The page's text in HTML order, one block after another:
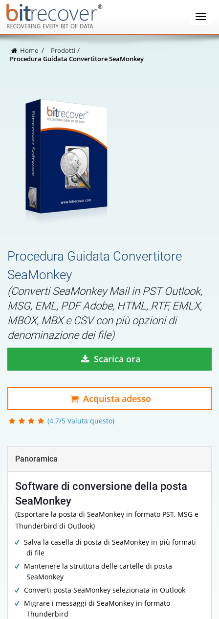
Home
Prodotti
Procedura Guidata Convertitore SeaMonkey
Procedura Guidata Convertitore
SeaMonkey
(Converti SeaMonkey Mail in PST Outlook,
MSG, EML, PDF Adobe, HTML, RTF, EMLX,
MBOX, MBX e CSV con più opzioni di
denominazione dei file)
Scarica ora
Acquista adesso
(4.7/5 Valuta questo)
Panoramica
Software di conversione della posta
SeaMonkey
(Esportare la posta di SeaMonkey in formato PST, MSG e
Thunderbird di Outlook)
Salva la casella di posta di SeaMonkey in più formati
di file
Mantenere la struttura delle cartelle di posta
SeaMonkey
Converti posta SeaMonkey selezionata in Outlook
Migrare i messaggi di SeaMonkey in formato
Thunderbird